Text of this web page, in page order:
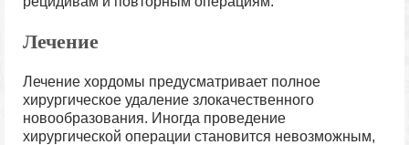
Лечение
Лечение хордомы предусматривает полное
хирургическое удаление злокачественного
новообразования. Иногда проведение
хирургической операции становится невозможным,